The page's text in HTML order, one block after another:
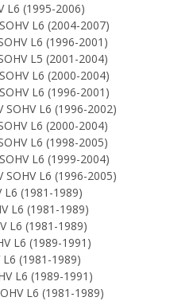
L6 (1995-2006)
L6 (2004-2007)
L6 (1996-2001)
L5 (2001-2004)
L6 (2000-2004)
L6 (1996-2001)
SOHV L6 (1996-2002)
L6 (2000-2004)
L6 (1998-2005)
L6 (1999-2004)
SOHV L6 (1996-2005)
L6 (1981-1989)
L6 (1981-1989)
L6 (1981-1989)
L6 (1989-1991)
L6 (1981-1989)
L6 (1989-1991)
L6 (1981-1989)